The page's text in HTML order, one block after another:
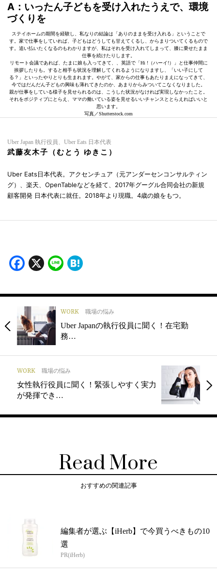
A：いったん子どもを受け入れたうえで、環境
づくりを
ステイホームの期間を経験し、私なりの結論は「ありのままを受け入れる」ということで
す。家で仕事をしていれば、子どもはどうしても甘えてくるし、からまりついてくるもので
す。追い払いたくなるのもわかりますが、私はそれを受け入れてしまって、膝に乗せたまま
仕事を続けたりします。
リモート会議であれば、たまに娘も入ってきて、、英語で「Hi !（ハーイ!）」と仕事仲間に
挨拶したりも。すると相手も状況を理解してくれるようになりますし、「いい子にして
る？」といったやりとりも生まれます。やがて、家からの仕事もあたりまえになってきて、
今ではだんだん子どもの興味も薄れてきたのか、あまりからみついてこなくなりました。
親が仕事をしている様子を見せられるのは、こうした状況がなければ実現しなかったこと。
それをポジティブにとらえ、ママの働いている姿を見せるいいチャンスととらえればいいと
思います。
写真／Shutterstock.com
Uber Japan 執行役員、Uber Eats 日本代表
武藤友木子（むとう ゆきこ）
Uber Eats日本代表。アクセンチュア（元アンダーセンコンサルティン
グ）、楽天、OpenTableなどを経て、2017年グーグル合同会社の新規
顧客開発 日本代表に就任。2018年より現職。4歳の娘をもつ。
Facebook
X Line
WORK 職場の悩み
Uber Japanの執行役員に聞く！在宅勤
務…
WORK 職場の悩み
女性執行役員に聞く！緊張しやすく実力
が発揮でき…
Read More
おすすめの関連記事
編集者が選ぶ【iHerb】で今買うべきもの10
選
PR(iHerb)